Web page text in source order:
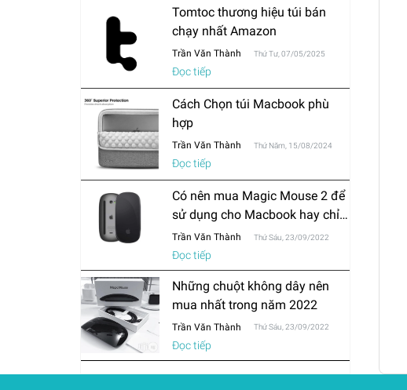
Tomtoc thương hiệu túi bán
chạy nhất Amazon
Trần Văn Thành Thứ Tư, 07/05/2025
Đọc tiếp
Cách Chọn túi Macbook phù
hợp
Trần Văn Thành Thứ Năm, 15/08/2024
Đọc tiếp
Có nên mua Magic Mouse 2 để
sử dụng cho Macbook hay chỉ
mua chuột thông thường?
Trần Văn Thành Thứ Sáu, 23/09/2022
Đọc tiếp
Những chuột không dây nên
mua nhất trong năm 2022
Trần Văn Thành Thứ Sáu, 23/09/2022
Đọc tiếp